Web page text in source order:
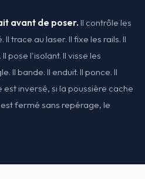
avant de poser. Il contrôle les
trace au laser. Il fixe les rails. Il
pose l'isolant. Il visse les
Il bande. Il enduit. Il ponce. Il
est inversé, si la poussière cache
fermé sans repérage, le